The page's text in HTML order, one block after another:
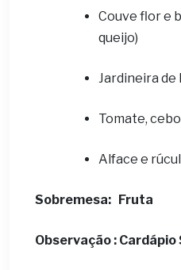
Couve flor e
queijo)
Jardineira de
Tomate,
Alface e
Sobremesa: Fruta
Observação :